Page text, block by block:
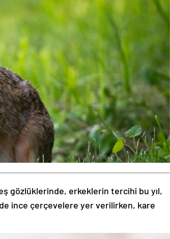
gözlüklerinde, erkeklerin tercihi bu yıl,
ince çerçevelere yer verilirken, kare